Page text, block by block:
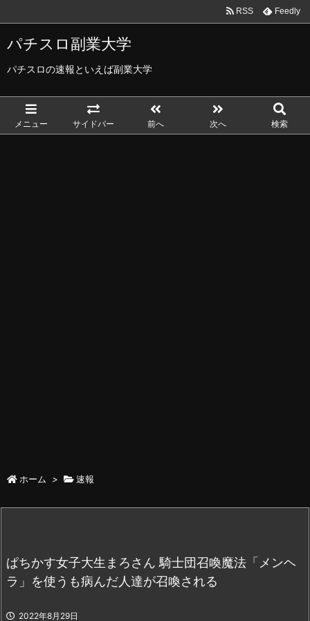
パチスロ副業大学
パチスロの速報といえば副業大学
メニュー サイドバー 前へ 次へ 検索
RSS Feedly
ホーム > 速報
ぱちかす女子大生まろさん 騎士団召喚魔法「メンヘ
ラ」を使うも病んだ人達が召喚される
2022年8月29日